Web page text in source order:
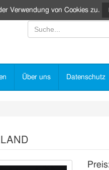
Über uns Datenschutz
Verwendung von Cookies zu.